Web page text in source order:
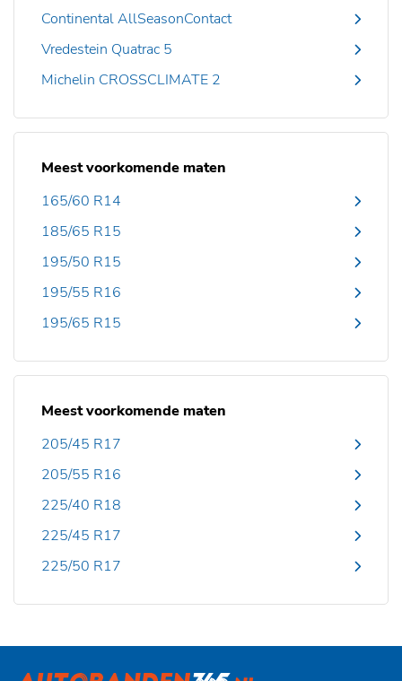
Continental AllSeasonContact
Vredestein Quatrac 5
Michelin CROSSCLIMATE 2
Meest voorkomende maten
165/60 R14
185/65 R15
195/50 R15
195/55 R16
195/65 R15
Meest voorkomende maten
205/45 R17
205/55 R16
225/40 R18
225/45 R17
225/50 R17